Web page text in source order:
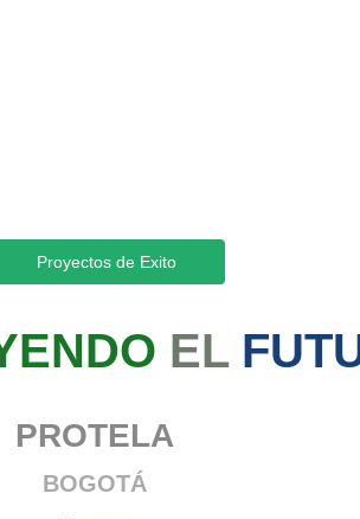
Proyectos de Exito
EL
PROTELA
BOGOTÁ